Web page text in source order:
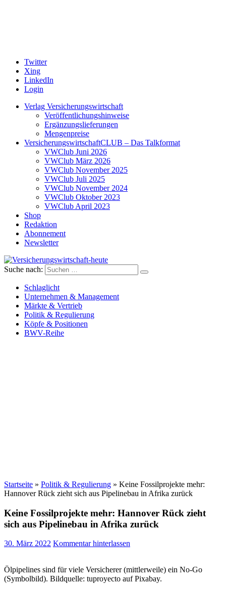
Twitter
Xing
LinkedIn
Login
Verlag Versicherungswirtschaft
Veröffentlichungshinweise
Ergänzungslieferungen
Mengenpreise
VersicherungswirtschaftCLUB – Das Talkformat
VWClub Juni 2026
VWClub März 2026
VWClub November 2025
VWClub Juli 2025
VWClub November 2024
VWClub Oktober 2023
VWClub April 2023
Shop
Redaktion
Abonnement
Newsletter
Versicherungswirtschaft-heute
Suche nach:
Schlaglicht
Unternehmen & Management
Märkte & Vertrieb
Politik & Regulierung
Köpfe & Positionen
BWV-Reihe
Startseite » Politik & Regulierung » Keine Fossilprojekte mehr:
Hannover Rück zieht sich aus Pipelinebau in Afrika zurück
Keine Fossilprojekte mehr: Hannover Rück zieht
sich aus Pipelinebau in Afrika zurück
30. März 2022 Kommentar hinterlassen
Ölpipelines sind für viele Versicherer (mittlerweile) ein No-Go
(Symbolbild). Bildquelle: tuproyecto auf Pixabay.